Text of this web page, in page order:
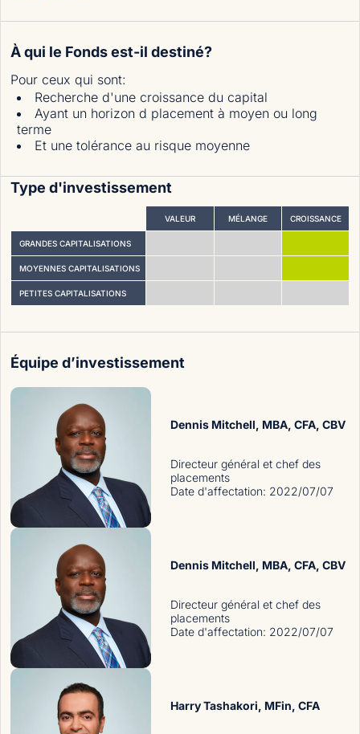
À qui le Fonds est-il destiné?
Pour ceux qui sont:
Recherche d'une croissance du capital
Ayant un horizon d placement à moyen ou long
terme
Et une tolérance au risque moyenne
Type d'investissement
VALEUR MÉLANGE CROISSANCE
GRANDES CAPITALISATIONS
MOYENNES CAPITALISATIONS
PETITES CAPITALISATIONS
Équipe d’investissement
Dennis Mitchell, MBA, CFA, CBV
Directeur général et chef des
placements
Date d'affectation: 2022/07/07
Dennis Mitchell, MBA, CFA, CBV
Directeur général et chef des
placements
Date d'affectation: 2022/07/07
Harry Tashakori, MFin, CFA